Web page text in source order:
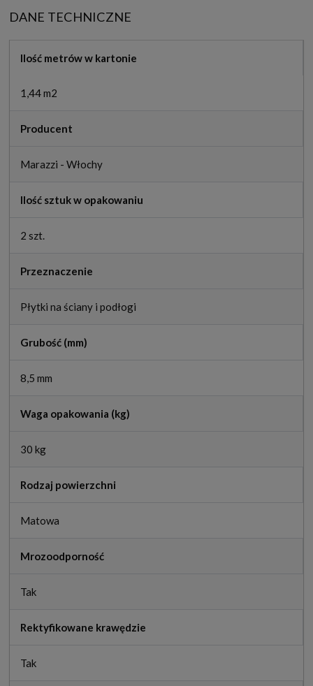
DANE TECHNICZNE
Ilość metrów w kartonie
1,44 m2
Producent
Marazzi - Włochy
Ilość sztuk w opakowaniu
2 szt.
Przeznaczenie
Płytki na ściany i podłogi
Grubość (mm)
8,5 mm
Waga opakowania (kg)
30 kg
Rodzaj powierzchni
Matowa
Mrozoodporność
Tak
Rektyfikowane krawędzie
Tak